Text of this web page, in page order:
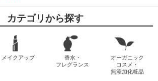
カテゴリから探す
メイクアップ
香水・
フレグランス
オーガニック
コスメ・
無添加化粧品